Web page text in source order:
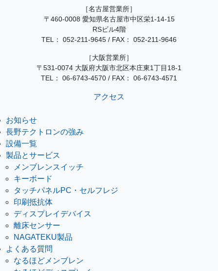
［名古屋営業所］
〒460-0008 愛知県名古屋市中区栄1-14-15
RSビル4階
TEL： 052-211-9645 / FAX： 052-211-9646
［大阪営業所］
〒531-0074 大阪府大阪市北区本庄東1丁目18-1
TEL： 06-6743-4570 / FAX： 06-6743-4571
アクセス
お知らせ
長野テクトロンの強み
設備一覧
製品とサービス
メンブレンスイッチ
キーボード
タッチパネルPC・セルフレジ
印刷抵抗体
ディスプレイデバイス
離床センサー
NAGATEKU製品
よくある質問
なるほどメンブレン